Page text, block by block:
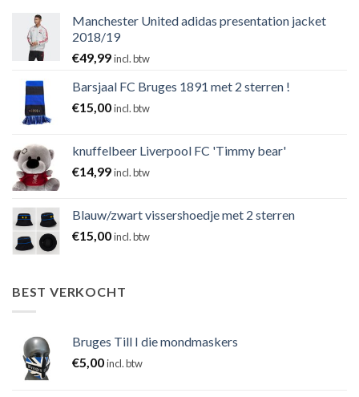
Manchester United adidas presentation jacket
2018/19
€49,99incl. btw
Barsjaal FC Bruges 1891 met 2 sterren !
€15,00incl. btw
knuffelbeer Liverpool FC 'Timmy bear'
€14,99incl. btw
Blauw/zwart vissershoedje met 2 sterren
€15,00incl. btw
BEST VERKOCHT
Bruges Till I die mondmaskers
€5,00incl. btw